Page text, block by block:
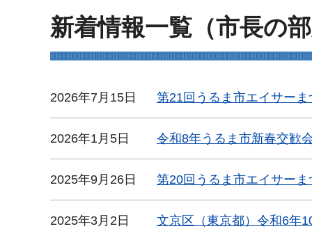
新着情報一覧（市長の
2026年7月15日 第21回うるま市エイサーま
2026年1月5日 令和8年うるま市新春交歓
2025年9月26日 第20回うるま市エイサーま
2025年3月2日 文京区（東京都）令和6年